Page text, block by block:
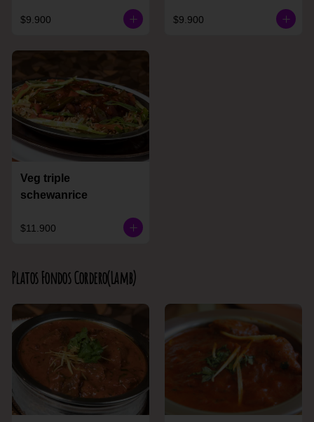
$9.900 $9.900
Veg triple
schewanrice
$11.900
Platos Fondos Cordero(Lamb)